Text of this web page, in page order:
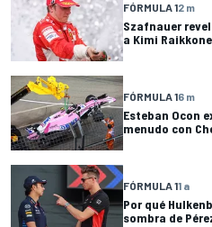
FÓRMULA 12 m
Szafnauer
a Kimi
FÓRMULA 16 m
Esteban Ocon
menudo con
FÓRMULA 11 a
Por qué
sombra de